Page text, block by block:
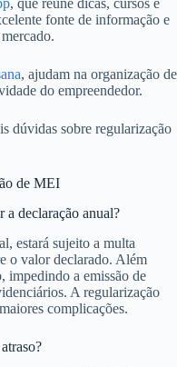
, que reúne dicas, cursos e
fonte de informação e
, ajudam na organização de
do empreendedor.
dúvidas sobre regularização
de MEI
a declaração anual?
estará sujeito a multa
o valor declarado. Além
impedindo a emissão de
A regularização
complicações.